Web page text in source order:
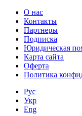
О нас
Контакты
Партнеры
Подписка
Юридическая
Карта сайта
Оферта
Политика
Рус
Укр
Eng